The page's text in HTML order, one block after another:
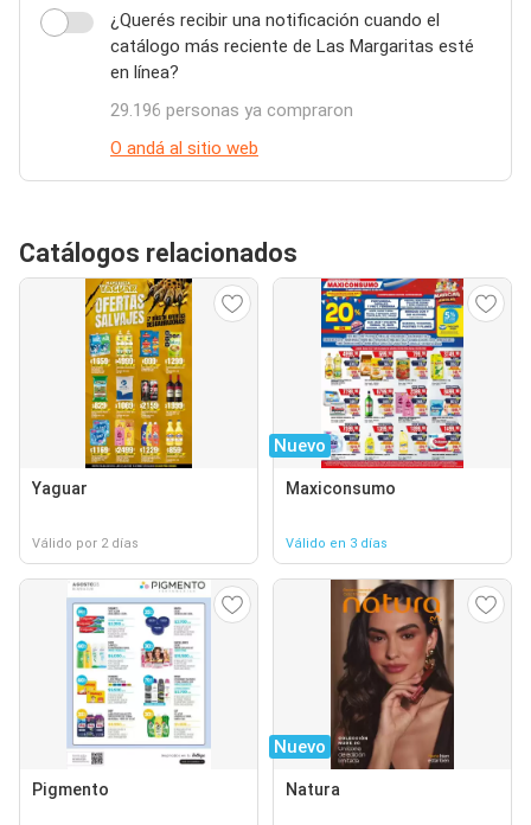
¿Querés recibir una notificación cuando el
catálogo más reciente de Las Margaritas esté
en línea?
29.196 personas ya compraron
O andá al sitio web
Catálogos relacionados
Yaguar
Válido por 2 días
Nuevo
Maxiconsumo
Válido en 3 días
Pigmento
Nuevo
Natura